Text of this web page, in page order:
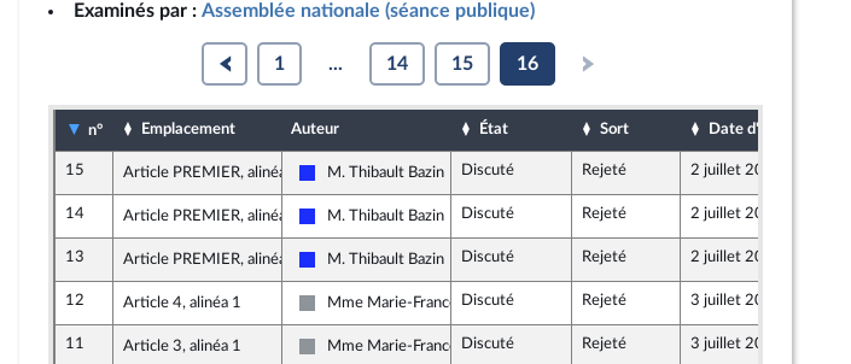
Examinés par : Assemblée nationale (séance publique)
1 ... 14 15 16
n° Emplacement Auteur État Sort Date d'examen
15 Article PREMIER, alinéa 2
Les Républicains
M. Thibault Bazin Discuté Rejeté 2 juillet 2019
14 Article PREMIER, alinéa 1
Les Républicains
M. Thibault Bazin Discuté Rejeté 2 juillet 2019
13 Article PREMIER, alinéa 1
Les Républicains
M. Thibault Bazin Discuté Rejeté 2 juillet 2019
12 Article 4, alinéa 1
Non inscrit
Mme Marie-France Lorho
Discuté Rejeté 3 juillet 2019
11 Article 3, alinéa 1
Non inscrit
Mme Marie-France Lorho
Discuté Rejeté 3 juillet 2019